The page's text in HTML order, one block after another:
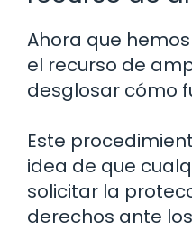
Ahora que
el recurso de
desglosar cómo
Este
idea de que
solicitar la
derechos ante